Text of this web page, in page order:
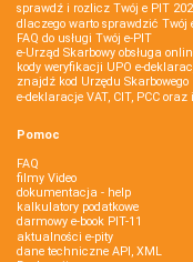
sprawdź i rozlicz Twój e PIT
dlaczego warto sprawdzić Twój
FAQ do usługi Twój e-PIT
e-Urząd Skarbowy obsługa
kody weryfikacji UPO e-
znajdź kod Urzędu Skarbowego
e-deklaracje VAT, CIT, PCC oraz
Pomoc
FAQ
filmy Video
dokumentacja - help
kalkulatory podatkowe
darmowy e-book PIT-11
aktualności e-pity
dane techniczne API, XML